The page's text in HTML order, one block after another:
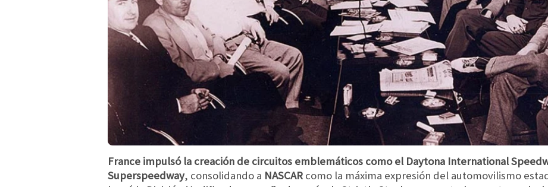
France impulsó la creación de circuitos emblemáticos como el Daytona International
Superspeedway, consolidando a NASCARcomo la máxima expresión del automovilismo